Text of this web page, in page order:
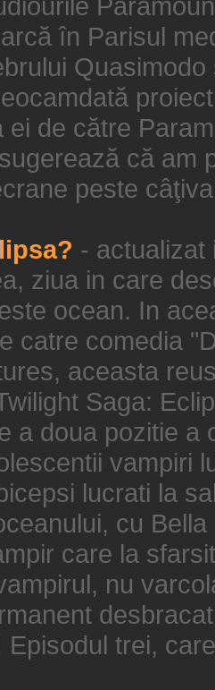
în Parisul
ei de către
că am
peste
- actualizat
ziua in care
ocean. In
catre comedia
aceasta
Saga:
a doua pozitie a
vampiri
lucrati la
cu
care la
nu
Episodul trei,